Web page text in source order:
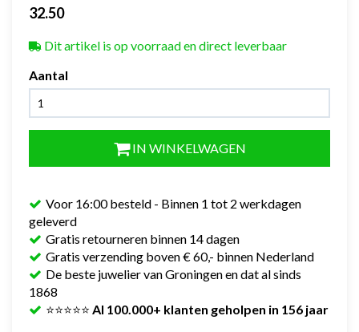
32.50
Dit artikel is op voorraad en direct leverbaar
Aantal
IN WINKELWAGEN
Voor 16:00 besteld - Binnen 1 tot 2 werkdagen
geleverd
Gratis retourneren binnen 14 dagen
Gratis verzending boven € 60,- binnen Nederland
De beste juwelier van Groningen en dat al sinds
1868
⭐⭐⭐⭐⭐ Al 100.000+ klanten geholpen in 156 jaar